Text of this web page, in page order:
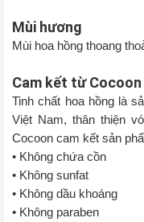
Mùi hương
Mùi hoa hồng thoang
Cam kết từ Cocoon
Tinh chất hoa hồng là
Việt Nam, thân thiện
Cocoon cam kết sản
• Không chứa cồn
• Không sunfat
• Không dầu khoáng
• Không paraben